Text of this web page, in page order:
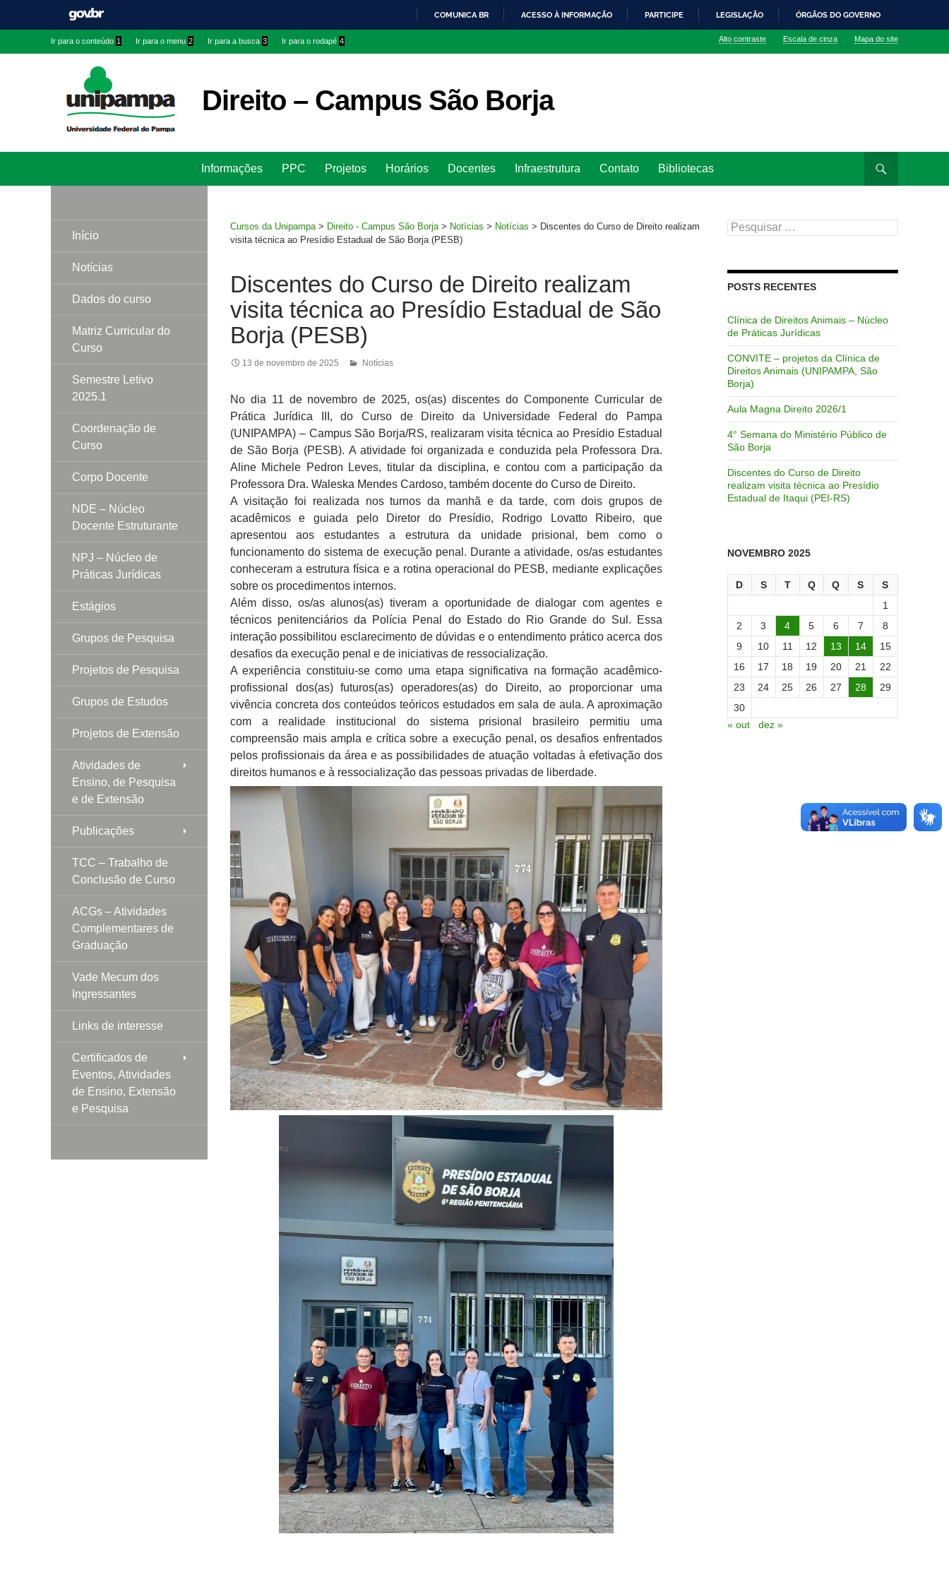
O
COMUNICA BR ACESSO À INFORMAÇÃO PARTICIPE LEGISLAÇÃO ÓRGÃOS DO GOVERNO
para
para
para
Ir para o conteúdo 1 Ir para o menu 2 Ir para a busca 3 Ir para o rodapé 4 Alto contraste Escala de cinza Mapa do site
Direito – Campus São Borja
para
Informações PPC Projetos Horários Docentes Infraestrutura Contato Bibliotecas
Cursos da Unipampa > Direito - Campus São Borja > Notícias > Notícias > Discentes do Curso de Direito realizam
visita técnica ao Presídio Estadual de São Borja (PESB)
Discentes do Curso de Direito realizam
visita técnica ao Presídio Estadual de São
Borja (PESB)
13 de novembro de 2025 Notícias
No dia 11 de novembro de 2025, os(as) discentes do Componente Curricular de
Prática Jurídica III, do Curso de Direito da Universidade Federal do Pampa
(UNIPAMPA) – Campus São Borja/RS, realizaram visita técnica ao Presídio Estadual
de São Borja (PESB). A atividade foi organizada e conduzida pela Professora Dra.
Aline Michele Pedron Leves, titular da disciplina, e contou com a participação da
Professora Dra. Waleska Mendes Cardoso, também docente do Curso de Direito.
A visitação foi realizada nos turnos da manhã e da tarde, com dois grupos de
acadêmicos e guiada pelo Diretor do Presídio, Rodrigo Lovatto Ribeiro, que
apresentou aos estudantes a estrutura da unidade prisional, bem como o
funcionamento do sistema de execução penal. Durante a atividade, os/as estudantes
conheceram a estrutura física e a rotina operacional do PESB, mediante explicações
sobre os procedimentos internos.
Além disso, os/as alunos(as) tiveram a oportunidade de dialogar com agentes e
técnicos penitenciários da Polícia Penal do Estado do Rio Grande do Sul. Essa
interação possibilitou esclarecimento de dúvidas e o entendimento prático acerca dos
desafios da execução penal e de iniciativas de ressocialização.
A experiência constituiu-se como uma etapa significativa na formação acadêmico-
profissional dos(as) futuros(as) operadores(as) do Direito, ao proporcionar uma
vivência concreta dos conteúdos teóricos estudados em sala de aula. A aproximação
com a realidade institucional do sistema prisional brasileiro permitiu uma
compreensão mais ampla e crítica sobre a execução penal, os desafios enfrentados
pelos profissionais da área e as possibilidades de atuação voltadas à efetivação dos
direitos humanos e à ressocialização das pessoas privadas de liberdade.
Pesquisar
por:
POSTS RECENTES
Clínica de Direitos Animais – Núcleo
de Práticas Jurídicas
CONVITE – projetos da Clínica de
Direitos Animais (UNIPAMPA, São
Borja)
Aula Magna Direito 2026/1
4° Semana do Ministério Público de
São Borja
Discentes do Curso de Direito
realizam visita técnica ao Presídio
Estadual de Itaqui (PEI-RS)
NOVEMBRO 2025
D S T Q Q S
S
1
2
3 4 5 6 7
8
9
10 11 12 13 14
15
16
17 18 19 20 21
22
23
24 25 26 27 28
29
30
« out
dez »
Início
Notícias
Dados do curso
Matriz Curricular do
Curso
Semestre Letivo
2025.1
Coordenação de
Curso
Corpo Docente
NDE – Núcleo
Docente Estruturante
NPJ – Núcleo de
Práticas Jurídicas
Estágios
Grupos de Pesquisa
Projetos de Pesquisa
Grupos de Estudos
Projetos de Extensão
Atividades de
Ensino, de Pesquisa
e de Extensão
Publicações
TCC – Trabalho de
Conclusão de Curso
ACGs – Atividades
Complementares de
Graduação
Vade Mecum dos
Ingressantes
Links de interesse
Certificados de
Eventos, Atividades
de Ensino, Extensão
e Pesquisa